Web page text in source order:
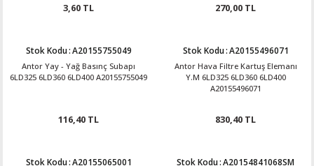
3,60 TL 270,00 TL
Stok Kodu:A20155755049
Antor Yay - Yağ Basınç Subapı
6LD325 6LD360 6LD400 A20155755049
116,40 TL
Stok Kodu:A20155496071
Antor Hava Filtre Kartuş Elemanı
Y.M 6LD325 6LD360 6LD400
A20155496071
830,40 TL
Stok Kodu:A20155065001 Stok Kodu:A20154841068SM